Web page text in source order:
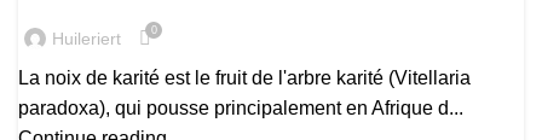
Huileriert 0
La noix de karité est le fruit de l'arbre karité (Vitellaria
paradoxa), qui pousse principalement en Afrique d...